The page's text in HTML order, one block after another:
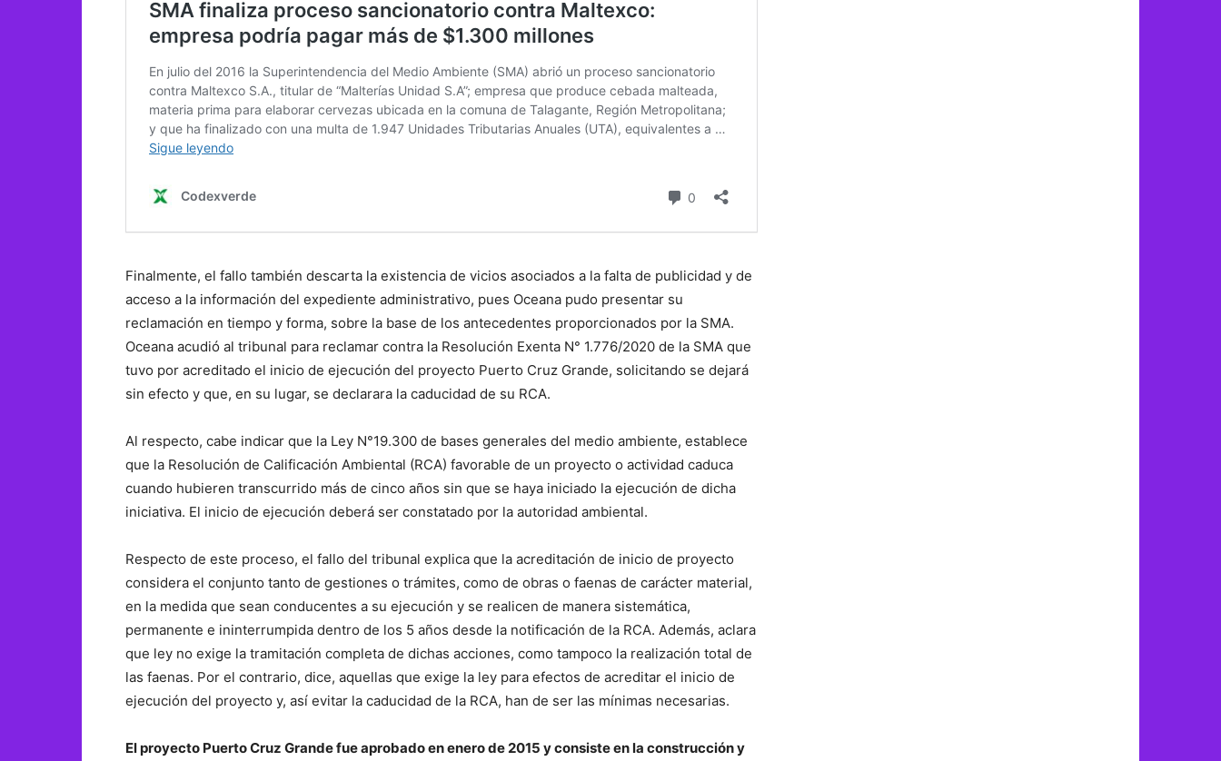
Finalmente, el fallo también descarta la existencia de vicios asociados a la falta de publicidad y de
acceso a la información del expediente administrativo, pues Oceana pudo presentar su
reclamación en tiempo y forma, sobre la base de los antecedentes proporcionados por la SMA.
Oceana acudió al tribunal para reclamar contra la Resolución Exenta N° 1.776/2020 de la SMA que
tuvo por acreditado el inicio de ejecución del proyecto Puerto Cruz Grande, solicitando se dejará
sin efecto y que, en su lugar, se declarara la caducidad de su RCA.
Al respecto, cabe indicar que la Ley N°19.300 de bases generales del medio ambiente, establece
que la Resolución de Calificación Ambiental (RCA) favorable de un proyecto o actividad caduca
cuando hubieren transcurrido más de cinco años sin que se haya iniciado la ejecución de dicha
iniciativa. El inicio de ejecución deberá ser constatado por la autoridad ambiental.
Respecto de este proceso, el fallo del tribunal explica que la acreditación de inicio de proyecto
considera el conjunto tanto de gestiones o trámites, como de obras o faenas de carácter material,
en la medida que sean conducentes a su ejecución y se realicen de manera sistemática,
permanente e ininterrumpida dentro de los 5 años desde la notificación de la RCA. Además, aclara
que ley no exige la tramitación completa de dichas acciones, como tampoco la realización total de
las faenas. Por el contrario, dice, aquellas que exige la ley para efectos de acreditar el inicio de
ejecución del proyecto y, así evitar la caducidad de la RCA, han de ser las mínimas necesarias.
El proyecto Puerto Cruz Grande fue aprobado en enero de 2015 y consiste en la construcción y